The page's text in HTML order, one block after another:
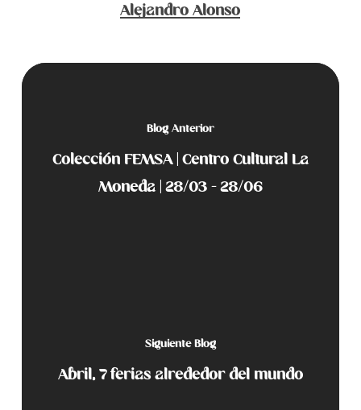
Alejandro Alonso
Blog Anterior
Colección FEMSA | Centro Cultural La
Moneda | 28/03 - 28/06
Siguiente Blog
Abril, 7 ferias alrededor del mundo